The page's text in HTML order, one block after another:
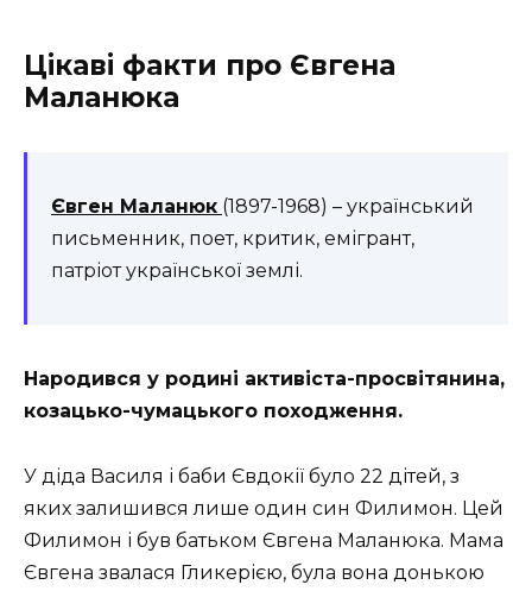
Цікаві факти про Євгена
Маланюка
Євген Маланюк (1897-1968) – український
письменник, поет, критик, емігрант,
патріот української землі.
Народився у родині активіста-просвітянина,
козацько-чумацького походження.
У діда Василя і баби Євдокії було 22 дітей, з
яких залишився лише один син Филимон. Цей
Филимон і був батьком Євгена Маланюка. Мама
Євгена звалася Гликерією, була вона донькою